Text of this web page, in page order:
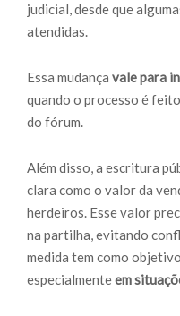
judicial, desde que
atendidas.
Essa mudança vale para
quando o processo é
do fórum.
Além disso, a escritura
clara como o valor da
herdeiros. Esse valor
na partilha, evitando
medida tem como
especialmenteem